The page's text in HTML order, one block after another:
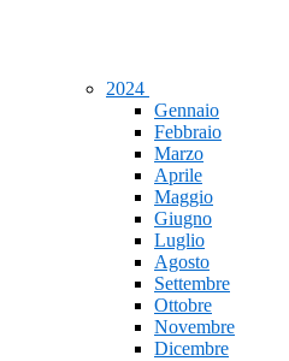
2024
Gennaio
Febbraio
Marzo
Aprile
Maggio
Giugno
Luglio
Agosto
Settembre
Ottobre
Novembre
Dicembre